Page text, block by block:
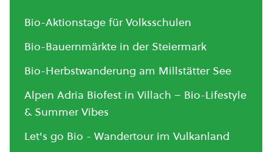
Bio-Aktionstage für Volksschulen
Bio-Bauernmärkte in der Steiermark
Bio-Herbstwanderung am Millstätter See
Alpen Adria Biofest in Villach – Bio-Lifestyle
& Summer Vibes
Let's go Bio - Wandertour im Vulkanland